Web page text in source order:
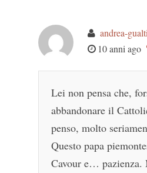
andrea-
10 anni ago
Lei non pensa che,
abbandonare il
penso, molto
Questo papa
Cavour e…